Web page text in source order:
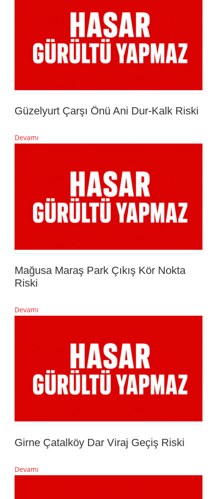
Güzelyurt Çarşı Önü Ani Dur-Kalk Riski
Devamı
Mağusa Maraş Park Çıkış Kör Nokta
Riski
Devamı
Girne Çatalköy Dar Viraj Geçiş Riski
Devamı